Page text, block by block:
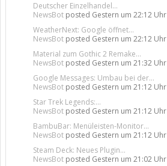
Deutscher Einzelhandel...
NewsBot posted Gestern um 22:12 Uhr
WeatherNext: Google öffnet...
NewsBot posted Gestern um 22:12 Uhr
Material zum Gothic 2 Remake...
NewsBot posted Gestern um 21:32 Uhr
Google Messages: Umbau bei der...
NewsBot posted Gestern um 21:12 Uhr
Star Trek Legends:...
NewsBot posted Gestern um 21:12 Uhr
BambuBar: Menüleisten-Monitor...
NewsBot posted Gestern um 21:12 Uhr
Steam Deck: Neues Plugin...
NewsBot posted Gestern um 21:02 Uhr